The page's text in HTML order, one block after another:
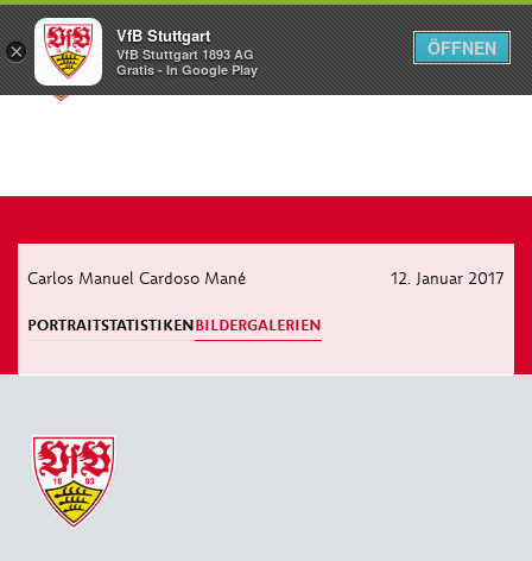
Menü
Carlos Manuel Cardoso Mané 12. Januar 2017
PORTRAITSTATISTIKENBILDERGALERIEN
×
VfB Stuttgart
VfB Stuttgart 1893 AG
Gratis - In Google Play
ÖFFNEN